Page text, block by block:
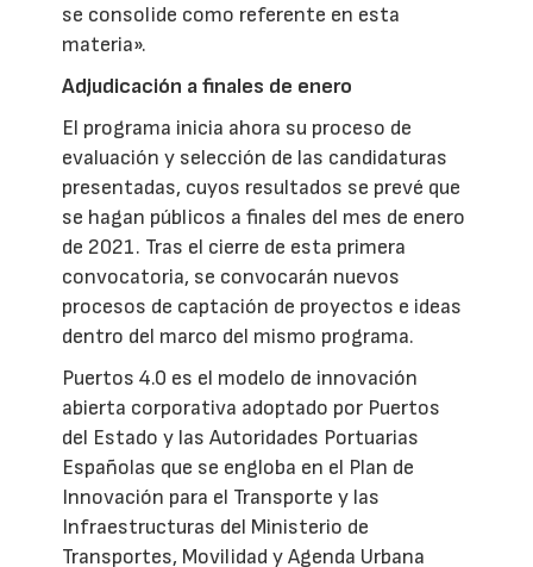
se consolide como referente en esta
materia».
Adjudicación a finales de enero
El programa inicia ahora su proceso de
evaluación y selección de las candidaturas
presentadas, cuyos resultados se prevé que
se hagan públicos a finales del mes de enero
de 2021. Tras el cierre de esta primera
convocatoria, se convocarán nuevos
procesos de captación de proyectos e ideas
dentro del marco del mismo programa.
Puertos 4.0 es el modelo de innovación
abierta corporativa adoptado por Puertos
del Estado y las Autoridades Portuarias
Españolas que se engloba en el Plan de
Innovación para el Transporte y las
Infraestructuras del Ministerio de
Transportes, Movilidad y Agenda Urbana